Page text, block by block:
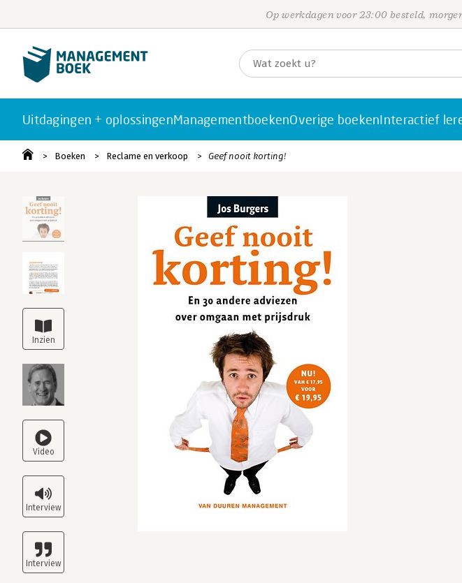
Op werkdagen voor 23:00 besteld,
Uitdagingen + oplossingenManagementboekenOverige boekenInteractief
Boeken Reclame en verkoop Geef nooit korting!